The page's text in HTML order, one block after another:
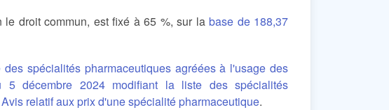
le droit commun, est fixé à 65 %, sur labase de 188,37
spécialités pharmaceutiques agréées à l'usage des
5 décembre 2024 modifiant la liste des spécialités
Avis relatif aux prix d'une spécialité pharmaceutique.